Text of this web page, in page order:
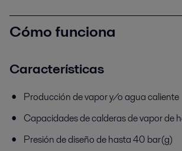
Cómo funciona
Características
Producción de vapor y/o agua caliente
Capacidades de calderas de vapor de
Presión de diseño de hasta 40 bar(g)